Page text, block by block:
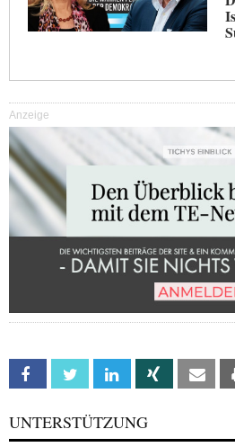
Anzeige
Facebook Twitter Linkedin Xing
UNTERSTÜTZUNG